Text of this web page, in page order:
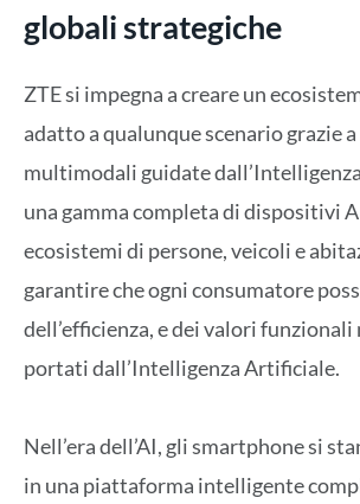
globali strategiche
ZTE si impegna a creare un
adatto a qualunque scenario grazie
multimodali guidate
una gamma completa di dispositivi
ecosistemi di persone, veicoli e
garantire che ogni consumatore
dell’efficienza, e dei valori
portati dall’Intelligenza Artificiale.
Nell’era dell’AI, gli smartphone si
in una piattaforma intelligente